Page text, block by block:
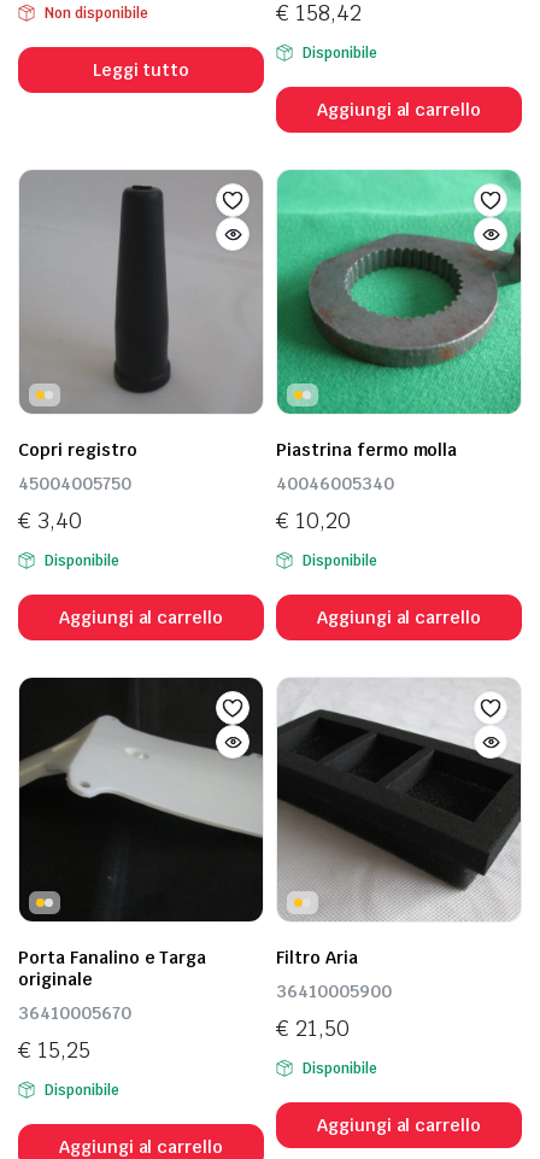
Non disponibile
Leggi tutto
€ 158,42
Disponibile
Aggiungi al carrello
Copri registro
45004005750
€ 3,40
Disponibile
Aggiungi al carrello
Piastrina fermo molla
40046005340
€ 10,20
Disponibile
Aggiungi al carrello
Porta Fanalino e Targa
originale
36410005670
€ 15,25
Disponibile
Aggiungi al carrello
Filtro Aria
36410005900
€ 21,50
Disponibile
Aggiungi al carrello